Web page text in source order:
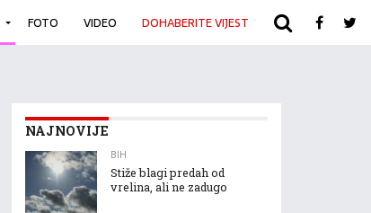
FOTO VIDEO DOHABERITE VIJEST ARHIVA
NAJNOVIJE
BIH
Stiže blagi predah od
vrelina, ali ne zadugo